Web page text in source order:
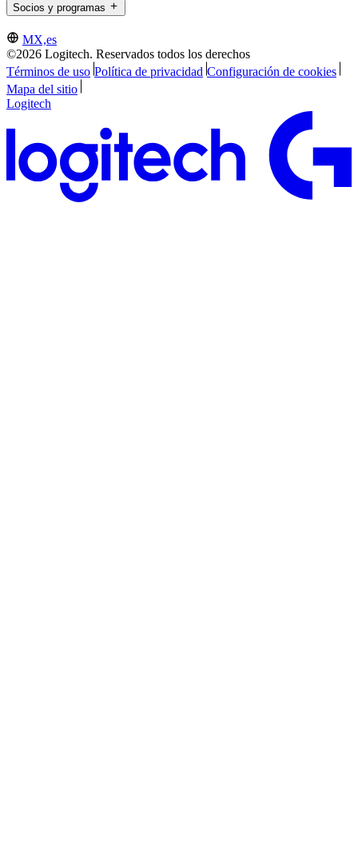
Socios y programas
MX,es
©2026 Logitech. Reservados todos los derechos
Términos de uso Política de privacidad Configuración de cookies
Mapa del sitio
Logitech